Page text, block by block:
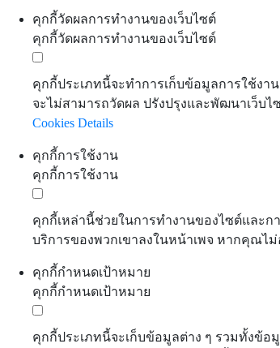
คุกกี้วัดผลการทำงานของเว็บไซต์
คุกกี้วัดผลการทำงานของเว็บไซต์
คุกกี้ประเภทนี้จะทำการเก็บข้อมูลการใช้ง
จะไม่สามารถวัดผล ปรังปรุงและพัฒนาเว็บไ
Cookies Details
คุกกี้การใช้งาน
คุกกี้การใช้งาน
คุกกี้เหล่านี้ช่วยในการทำงานของไซต์และก
บริการของพวกเขาลงในหน้าเพจ หากคุณไ
คุกกี้กำหนดเป้าหมาย
คุกกี้กำหนดเป้าหมาย
คุกกี้ประเภทนี้จะเก็บข้อมูลต่าง ๆ รวมทั้งข้